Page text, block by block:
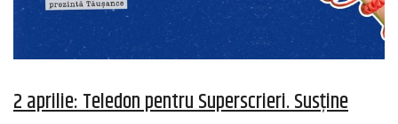
2 aprilie: Teledon pentru Superscrieri. Susține